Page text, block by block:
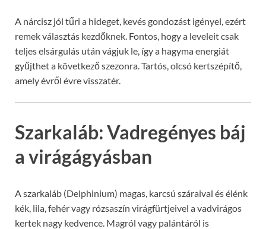
A nárcisz jól tűri a hideget, kevés gondozást igényel, ezért
remek választás kezdőknek. Fontos, hogy a leveleit csak
teljes elsárgulás után vágjuk le, így a hagyma energiát
gyűjthet a következő szezonra. Tartós, olcsó kertszépítő,
amely évről évre visszatér.
Szarkaláb: Vadregényes báj
a virágágyásban
A szarkaláb (Delphinium) magas, karcsú száraival és élénk
kék, lila, fehér vagy rózsaszín virágfürtjeivel a vadvirágos
kertek nagy kedvence. Magról vagy palántáról is